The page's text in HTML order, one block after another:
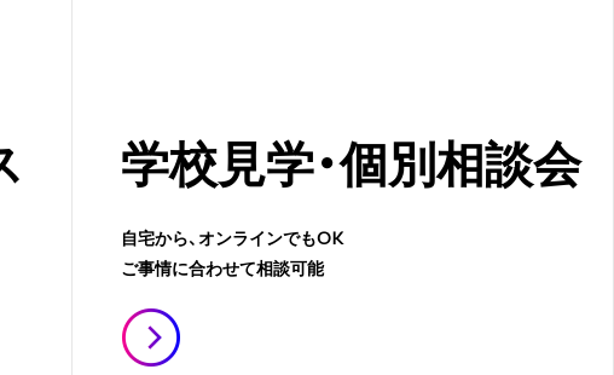
学校見学・個別相談会
自宅から、オンラインでもOK
ご事情に合わせて相談可能